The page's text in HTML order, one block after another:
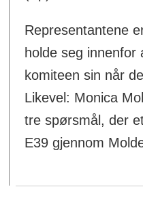
Representantene
holde seg innenfor
komiteen sin når
Likevel: Monica
tre spørsmål, der
E39 gjennom